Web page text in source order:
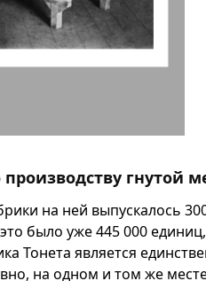
гнутой
на ней выпускалось
было уже 445 000
Тонета является
на одном и том же